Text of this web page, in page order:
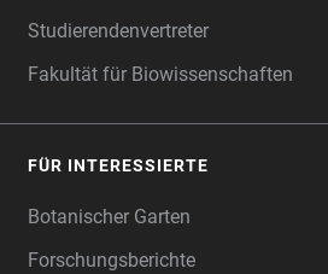
Studierendenvertreter
Fakultät für Biowissenschaften
FÜR INTERESSIERTE
Botanischer Garten
Forschungsberichte